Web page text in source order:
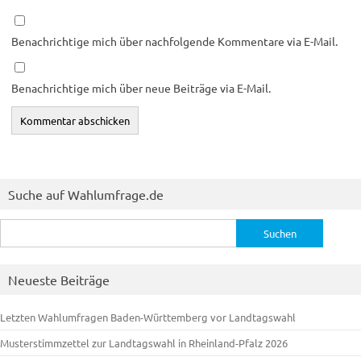
Benachrichtige mich über nachfolgende Kommentare via E-Mail.
Benachrichtige mich über neue Beiträge via E-Mail.
Suche auf Wahlumfrage.de
nach:
Neueste Beiträge
Letzten Wahlumfragen Baden-Württemberg vor Landtagswahl
Musterstimmzettel zur Landtagswahl in Rheinland-Pfalz 2026